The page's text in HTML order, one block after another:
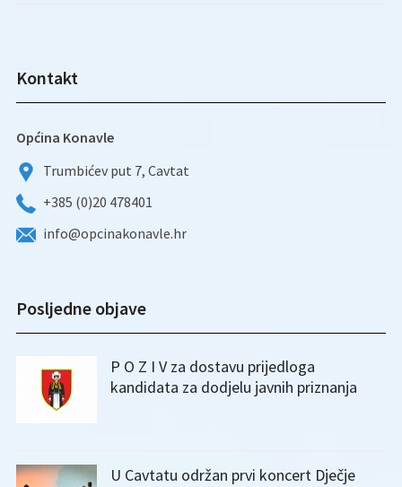
Kontakt
Općina Konavle
Trumbićev put 7, Cavtat
+385 (0)20 478401
info@opcinakonavle.hr
Posljedne objave
P O Z I V za dostavu prijedloga
kandidata za dodjelu javnih priznanja
U Cavtatu održan prvi koncert Dječje